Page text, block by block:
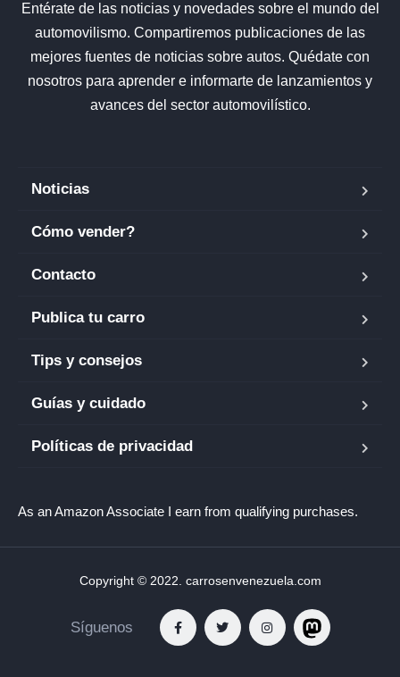
Entérate de las noticias y novedades sobre el mundo del
automovilismo. Compartiremos publicaciones de las
mejores fuentes de noticias sobre autos. Quédate con
nosotros para aprender e informarte de lanzamientos y
avances del sector automovilístico.
Noticias
Cómo vender?
Contacto
Publica tu carro
Tips y consejos
Guías y cuidado
Políticas de privacidad
As an Amazon Associate I earn from qualifying purchases.
Copyright © 2022. carrosenvenezuela.com
Síguenos